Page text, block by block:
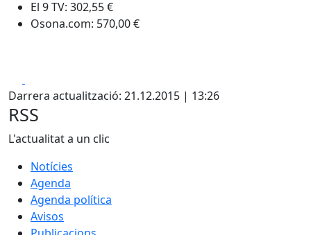
El 9 TV: 302,55 €
Osona.com: 570,00 €
Darrera actualització: 21.12.2015 | 13:26
RSS
L'actualitat a un clic
Notícies
Agenda
Agenda política
Avisos